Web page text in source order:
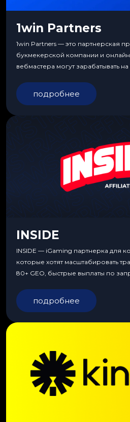
1win Partners
1win Partners — это партнерская
букмекерской компании и
вебмастера могут зарабатывать
подробнее
INSIDE
INSIDE — iGaming партнерка для
которые хотят масштабировать
80+ GEO, быстрые выплаты по
подробнее